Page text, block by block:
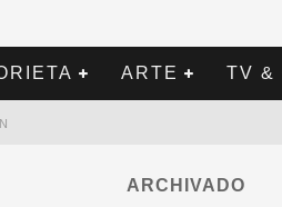
ARTE TV &
ARCHIVADO